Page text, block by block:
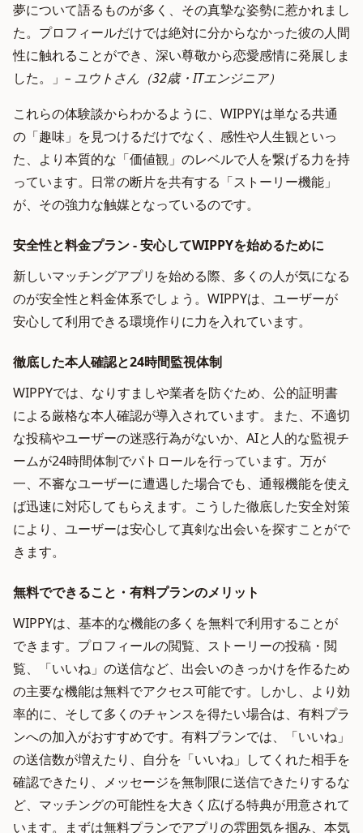
夢について語るものが多く、その真摯な姿勢に惹かれまし
た。プロフィールだけでは絶対に分からなかった彼の人間
性に触れることができ、深い尊敬から恋愛感情に発展しま
した。」 – ユウトさん（32歳・ITエンジニア）
これらの体験談からわかるように、WIPPYは単なる共通
の「趣味」を見つけるだけでなく、感性や人生観といっ
た、より本質的な「価値観」のレベルで人を繋げる力を持
っています。日常の断片を共有する「ストーリー機能」
が、その強力な触媒となっているのです。
安全性と料金プラン - 安心してWIPPYを始めるために
新しいマッチングアプリを始める際、多くの人が気になる
のが安全性と料金体系でしょう。WIPPYは、ユーザーが
安心して利用できる環境作りに力を入れています。
徹底した本人確認と24時間監視体制
WIPPYでは、なりすましや業者を防ぐため、公的証明書
による厳格な本人確認が導入されています。また、不適切
な投稿やユーザーの迷惑行為がないか、AIと人的な監視チ
ームが24時間体制でパトロールを行っています。万が
一、不審なユーザーに遭遇した場合でも、通報機能を使え
ば迅速に対応してもらえます。こうした徹底した安全対策
により、ユーザーは安心して真剣な出会いを探すことがで
きます。
無料でできること・有料プランのメリット
WIPPYは、基本的な機能の多くを無料で利用することが
できます。プロフィールの閲覧、ストーリーの投稿・閲
覧、「いいね」の送信など、出会いのきっかけを作るため
の主要な機能は無料でアクセス可能です。しかし、より効
率的に、そして多くのチャンスを得たい場合は、有料プラ
ンへの加入がおすすめです。有料プランでは、「いいね」
の送信数が増えたり、自分を「いいね」してくれた相手を
確認できたり、メッセージを無制限に送信できたりするな
ど、マッチングの可能性を大きく広げる特典が用意されて
います。まずは無料プランでアプリの雰囲気を掴み、本気